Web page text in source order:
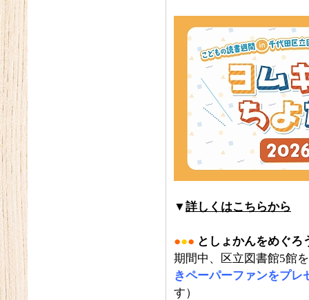
▼詳しくはこちらから
●●● としょかんをめぐろ
期間中、区立図書館5館
きペーパーファンをプレ
す）